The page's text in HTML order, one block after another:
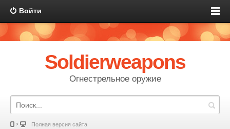
Войти
Soldierweapons
Огнестрельное оружие
Полная версия сайта